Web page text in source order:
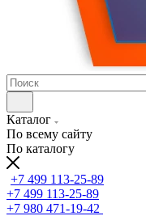
Каталог
По всему сайту
По каталогу
+7 499 113-25-89
+7 499 113-25-89
+7 980 471-19-42